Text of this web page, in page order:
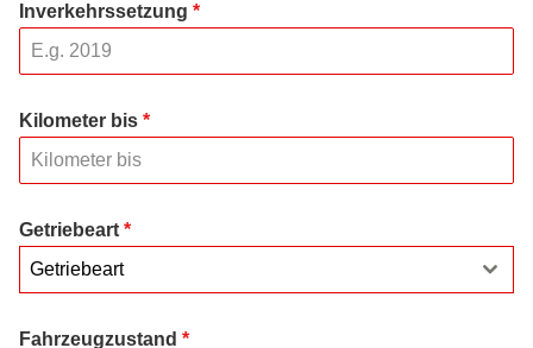
Inverkehrssetzung *
Kilometer bis *
Getriebeart *
Getriebeart
Fahrzeugzustand *